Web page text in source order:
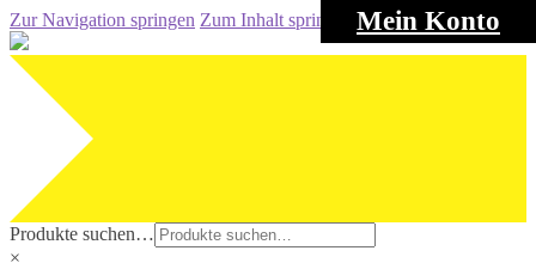
Mein Konto
Zur Navigation springen Zum Inhalt springen
Produkte suchen…
×